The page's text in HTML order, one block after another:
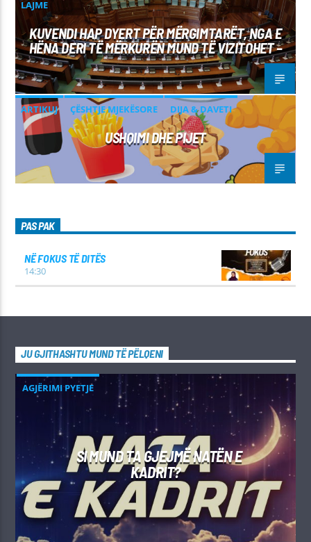
LAJME
KUVENDI HAP DYERT PËR MËRGIMTARËT, NGA E
HËNA DERI TË MËRKURËN MUND TË VIZITOHET –
ARTIKUJ ÇËSHTJE MJEKËSORE DIJA & DAVETI
USHQIMI DHE PIJET
PAS PAK
NË FOKUS TË DITËS
14:30
JU GJITHASHTU MUND TË PËLQENI
AGJËRIMI PYETJE
SI MUND TA GJEJMË NATËN E
KADRIT?